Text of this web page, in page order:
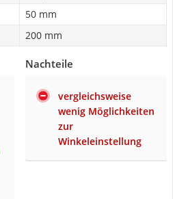
50 mm
200 mm
Nachteile
vergleichsweise
wenig Möglichkeiten
zur
Winkeleinstellung